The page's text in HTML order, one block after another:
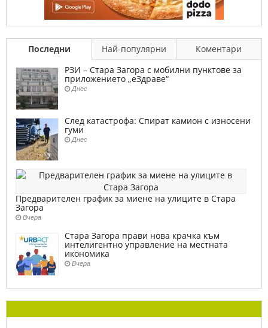
Последни Най-популярни
Коментари
РЗИ – Стара Загора с мобилни пунктове за
приложението „еЗдраве“
Днес
След катастрофа: Спират камион с износени
гуми
Днес
Предварителен график за миене на улиците в Стара
Загора
Вчера
Стара Загора прави нова крачка към
интелигентно управление на местната
икономика
Вчера